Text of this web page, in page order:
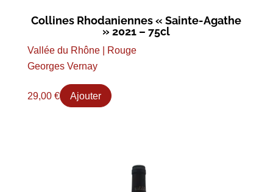
Collines Rhodaniennes « Sainte-Agathe
» 2021 – 75cl
Vallée du Rhône | Rouge
Georges Vernay
29,00 € Ajouter